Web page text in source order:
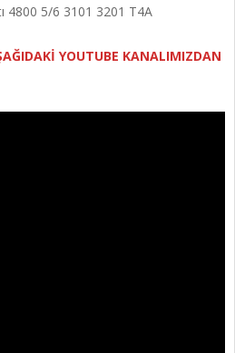
4800 5/6 3101 3201 T4A
YOUTUBE KANALIMIZDAN